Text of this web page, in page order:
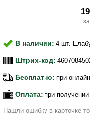
В наличии: 4 шт.
Штрих-код:
Бесплатно: при
Оплата: при
Нашли ошибку в карточке